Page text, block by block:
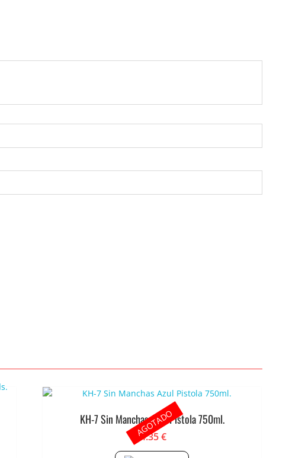
KH-7 Sin Manchas Azul Pistola 750ml.
4.35€
AGOTADO